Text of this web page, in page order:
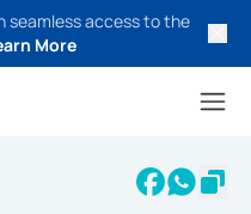
seamless access to the
More